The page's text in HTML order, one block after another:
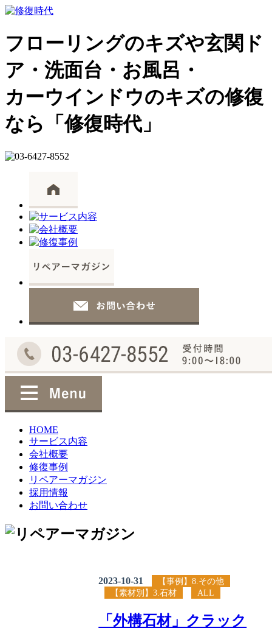
フローリングのキズや玄関ド
ア・洗面台・お風呂・
カーウインドウのキズの修復
なら「修復時代」
HOME
サービス内容
会社概要
修復事例
リペアーマガジン
採用情報
お問い合わせ
2023-10-31
【事例】8.その他
【素材別】3.石材
ALL
「外構石材」クラック